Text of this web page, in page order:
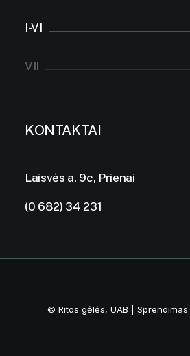
I-VI
VII
KONTAKTAI
Laisvės a. 9c, Prienai
(0 682) 34 231
© Ritos gėlės, UAB | Sprendimas: